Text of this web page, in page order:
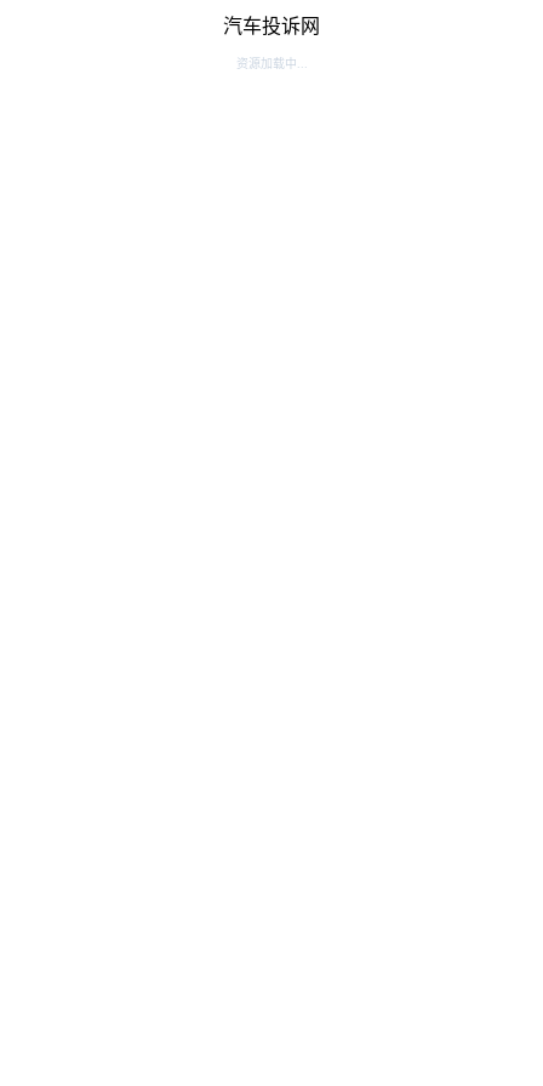
汽车投诉网
资源加载中...